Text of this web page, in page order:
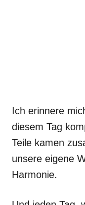
Ich erinnere
diesem Tag
Teile kamen
unsere eigene
Harmonie.